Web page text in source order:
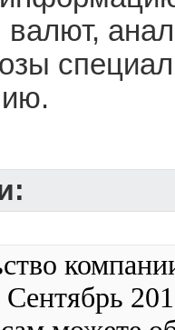
валют,